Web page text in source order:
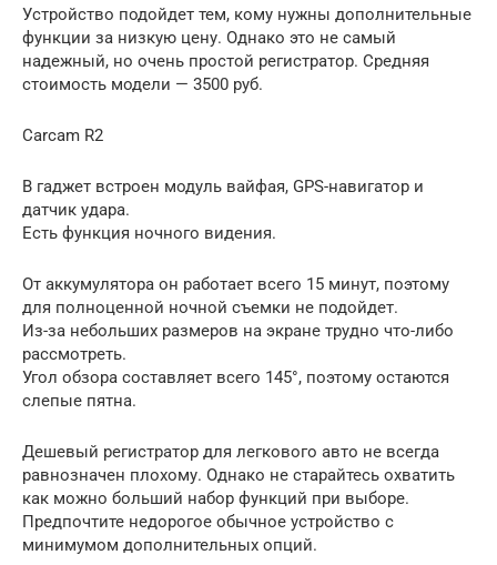
Устройство подойдет тем, кому нужны дополнительные
функции за низкую цену. Однако это не самый
надежный, но очень простой регистратор. Средняя
стоимость модели — 3500 руб.
Carcam R2
В гаджет встроен модуль вайфая, GPS-навигатор и
датчик удара.
Есть функция ночного видения.
От аккумулятора он работает всего 15 минут, поэтому
для полноценной ночной съемки не подойдет.
Из-за небольших размеров на экране трудно что-либо
рассмотреть.
Угол обзора составляет всего 145°, поэтому остаются
слепые пятна.
Дешевый регистратор для легкового авто не всегда
равнозначен плохому. Однако не старайтесь охватить
как можно больший набор функций при выборе.
Предпочтите недорогое обычное устройство с
минимумом дополнительных опций.